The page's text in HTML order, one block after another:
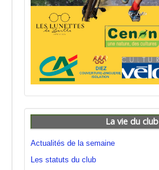
La vie du club
Actualités de la semaine
Les statuts du club